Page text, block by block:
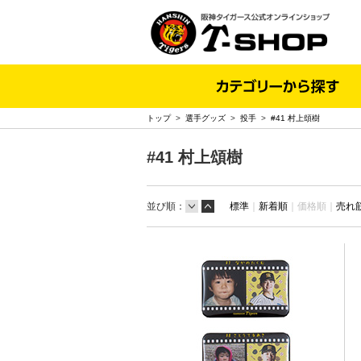
トップ> 選手グッズ > 投手 > #41 村上頌樹
#41 村上頌樹
並び順： 標準 ｜ 新着順 ｜ 価格順｜ 売れ